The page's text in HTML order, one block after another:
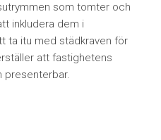
som tomter och
inkludera dem i
ta itu med städkraven för
att fastighetens
presenterbar.